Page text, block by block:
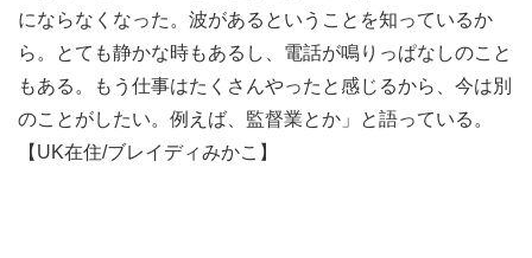
にならなくなった。波があるということを知っているか
ら。とても静かな時もあるし、電話が鳴りっぱなしのこと
もある。もう仕事はたくさんやったと感じるから、今は別
のことがしたい。例えば、監督業とか」と語っている。
【UK在住/ブレイディみかこ】